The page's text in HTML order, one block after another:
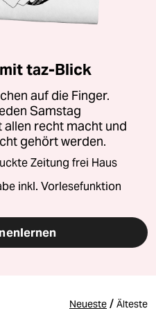
taz-Blick
auf die Finger.
Samstag
recht macht und
gehört werden.
Zeitung frei Haus
inkl. Vorlesefunktion
Neueste / Älteste